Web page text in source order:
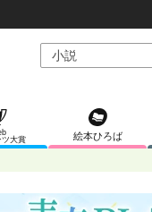
ツ大賞
絵本ひろば